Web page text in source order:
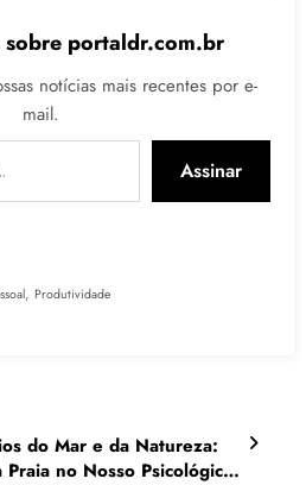
sobre portaldr.com.br
notícias mais recentes por e-
mail.
Assinar
, Produtividade
do Mar e da Natureza:
no Nosso Psicológico